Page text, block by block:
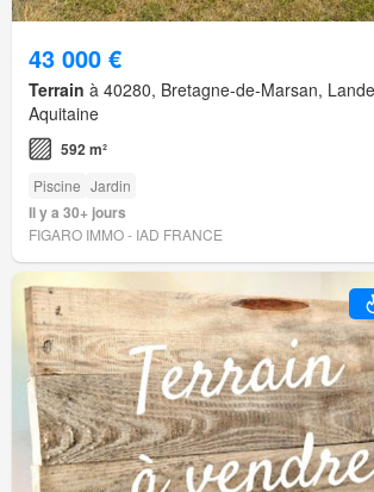
43 000 €
Terrain à 40280, Bretagne-de-Marsan,
Aquitaine
592 m²
Piscine Jardin
Il y a 30+ jours
FIGARO IMMO - IAD FRANCE